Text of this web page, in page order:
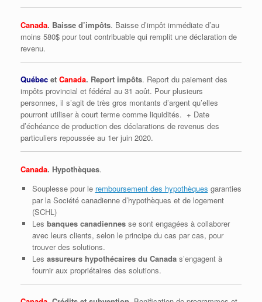
Canada. Baisse d’impôts. Baisse d’impôt immédiate d’au
moins 580$ pour tout contribuable qui remplit une déclaration de
revenu.
Québec et Canada. Report impôts. Report du paiement des
impôts provincial et fédéral au 31 août. Pour plusieurs
personnes, il s’agit de très gros montants d’argent qu’elles
pourront utiliser à court terme comme liquidités. + Date
d’échéance de production des déclarations de revenus des
particuliers repoussée au 1er juin 2020.
Canada. Hypothèques.
Souplesse pour le remboursement des hypothèques garanties
par la Société canadienne d’hypothèques et de logement
(SCHL)
Les banques canadiennesse sont engagées à collaborer
avec leurs clients, selon le principe du cas par cas, pour
trouver des solutions.
Les assureurs hypothécaires du Canadas’engagent à
fournir aux propriétaires des solutions.